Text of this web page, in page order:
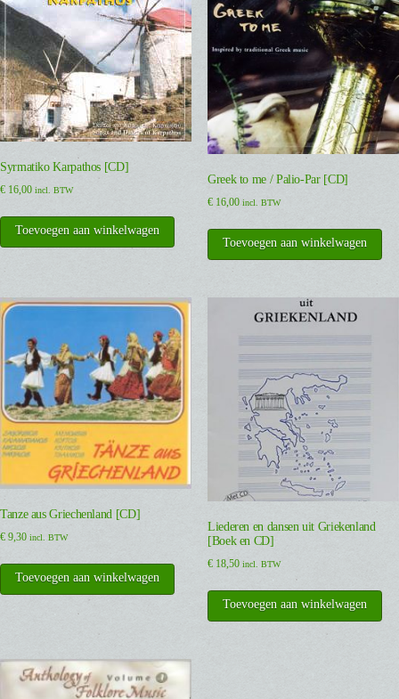
Syrmatiko Karpathos [CD]
€ 16,00 incl. BTW
Toevoegen aan winkelwagen
Greek to me / Palio-Par [CD]
€16,00 incl. BTW
Toevoegen aan winkelwagen
Tanze aus Griechenland [CD]
€ 9,30 incl. BTW
Toevoegen aan winkelwagen
Liederen en dansen uit Griekenland
[Boek en CD]
€18,50 incl. BTW
Toevoegen aan winkelwagen